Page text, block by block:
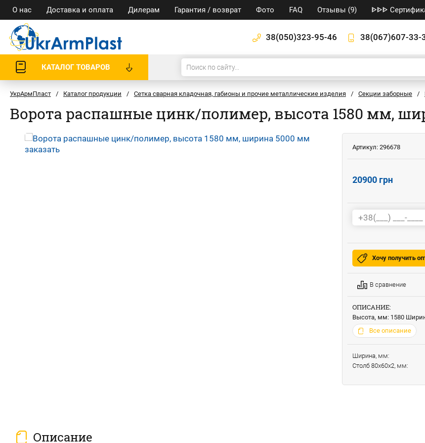
О нас Доставка и оплата Дилерам Гарантия / возврат Фото FAQ Отзывы (9) ᐈᐈᐈ
38(050)323-95-46 38(067)607-33-
КАТАЛОГ ТОВАРОВ
УкрАрмПласт / Каталог продукции / Сетка сварная кладочная, габионы и прочие металлические изделия / Секции заборные /
Ворота распашные цинк/полимер, высота 1580 мм,
Артикул: 296678
20900 грн
Хочу получить
В сравнение
ОПИСАНИЕ:
Высота, мм: 1580
Все описание
Ширина, мм:
Столб 80х60х2, мм:
Описание